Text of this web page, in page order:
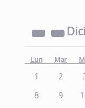
Lun Mar
1 2
8
9